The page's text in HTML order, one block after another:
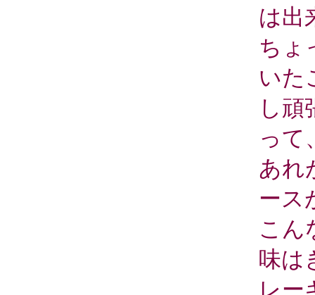
は出
ちょ
いた
し頑
って
あれ
ース
こん
味は
レー